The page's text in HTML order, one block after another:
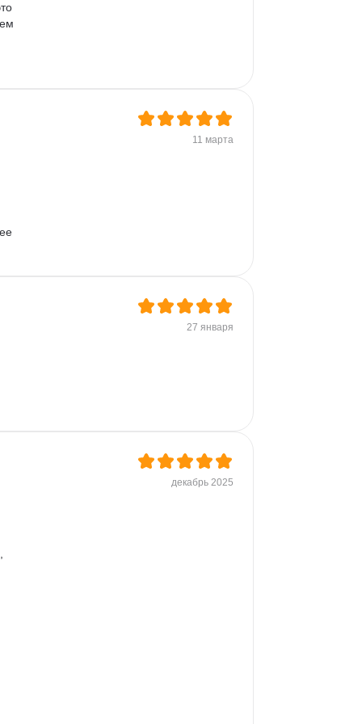
11 марта
27 января
декабрь 2025